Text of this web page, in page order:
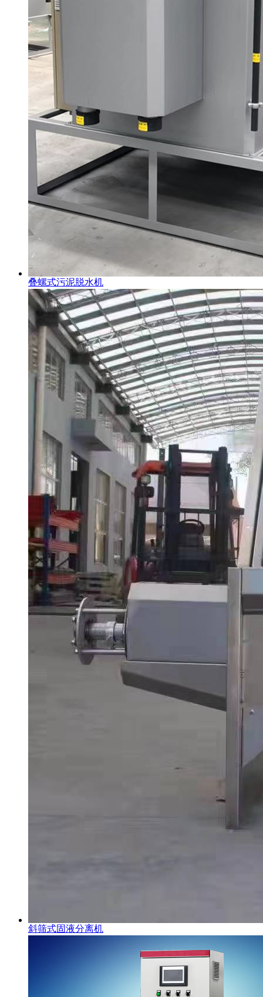
叠螺式污泥脱水机
斜筛式固液分离机